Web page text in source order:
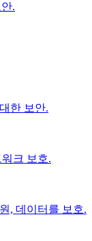
.
한 보안.
크 보호.
, 데이터를 보호.